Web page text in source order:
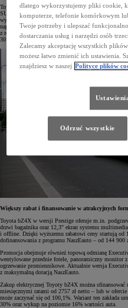
Toyota bZ4X jest obecnie podstawowym
SUV z przestronną kabiną wyposażono w
wybrać wersję z napędem na przednie koła (204
napędem 4x4 XMODE (218 KM) pozwalający
z rocznika 2024 w odmianach Prestige i Executive
30 tys. zł.
Większy rabat i finansowanie w atrakcyjnych
Toyota bZ4X w wersji Prestige oferuje m.in.
drzwi bagażnika oraz 12,3" ekran systemu
i offline. Dzięki wyższemu rabatowi ceny startują od
dofinansowania z programu NaszEauto – od 144 900
Promocja obejmuje również topową odmianę
wentylowane przednie fotele, panoramiczny monitor
ogrzewanie promiennikowe. Aktualnie wersja
z maksymalną dotacją NaszEauto.
Zakup elektrycznej Toyoty bZ4X można
miesięcznymi ratami od 2757 zł netto – lub w
może zaczynać się od 100,1%. Wariant ten zakłada
30% oraz wykup na poziomie 16% wartości auta.
dlatego wykorzystujemy pliki cookie,
komputerze, telefonie komórkowym
Twoje potrzeby i ulepszać
dostarczania usług i narzędzi osób
Zalecamy akceptację wszystkich
możesz łatwo zmienić ich ustawienia.
znajdziesz w naszej Polityce plików
Odrzuć wszystkie